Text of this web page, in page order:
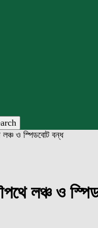
লঞ্চ ও স্পিডবোট বন্ধ
লঞ্চ ও